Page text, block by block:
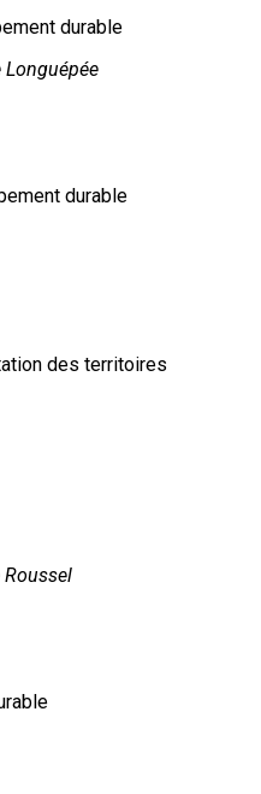
durable
Longuépée
durable
des territoires
Roussel